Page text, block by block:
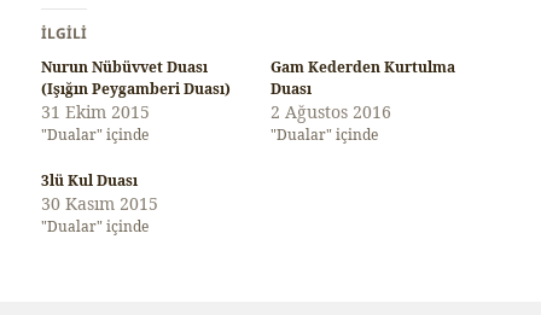
l
e
n
i
y
o
.
.
.
İLGILI
Nurun Nübüvvet Duası
(Işığın Peygamberi Duası)
31 Ekim 2015
"Dualar" içinde
Gam Kederden Kurtulma
Duası
2 Ağustos 2016
"Dualar" içinde
3lü Kul Duası
30 Kasım 2015
"Dualar" içinde